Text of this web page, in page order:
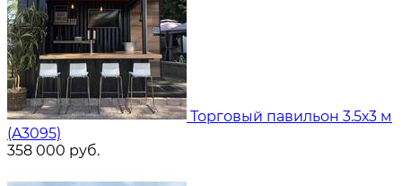
Торговый павильон 3.5х3 м
(A3095)
358 000 руб.